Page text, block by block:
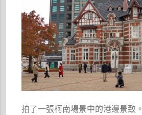
拍了一張柯南場景中的港邊景致。